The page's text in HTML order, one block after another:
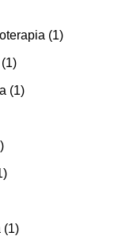
1
1
1
1